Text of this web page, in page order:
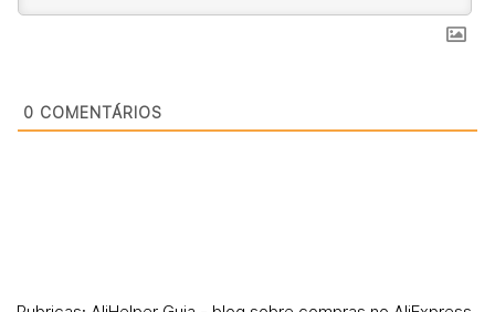
0 COMENTÁRIOS